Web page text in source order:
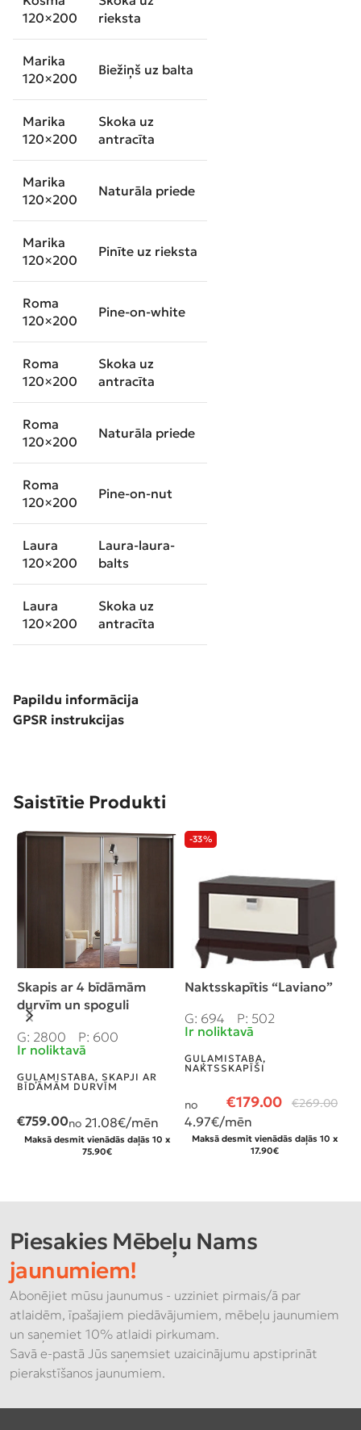
120×200
rieksta
Marika
120×200
Biežiņš uz balta
Marika
120×200
Skoka uz
antracīta
Marika
120×200
Naturāla priede
Marika
120×200
Pinīte uz rieksta
Roma
120×200
Pine-on-white
Roma
120×200
Skoka uz
antracīta
Roma
120×200
Naturāla priede
Roma
120×200
Pine-on-nut
Laura
120×200
Laura-laura-
balts
Laura
120×200
Skoka uz
antracīta
Papildu informācija
GPSR instrukcijas
Saistītie Produkti
Skapis ar 4 bīdāmām
durvīm un spoguli
280/240/60 cm, “venge”
G: 2800
P: 600
Ir noliktavā
GUĻAMISTABA, SKAPJI AR
BĪDĀMĀM DURVĪM
€759.00no 21.08€/mēn
Maksā desmit vienādās daļās 10 x
75.90€
-33%
Naktsskapītis “Laviano”
G: 694
P: 502
Ir noliktavā
GUĻAMISTABA,
NAKTSSKAPĪŠI
€179.00 €269.00
no
4.97€/mēn
Maksā desmit vienādās daļās 10 x
17.90€
Piesakies Mēbeļu Nams
jaunumiem!
Abonējiet mūsu jaunumus - uzziniet pirmais/ā par
atlaidēm, īpašajiem piedāvājumiem, mēbeļu jaunumiem
un saņemiet 10% atlaidi pirkumam.
Savā e-pastā Jūs saņemsiet uzaicinājumu apstiprināt
pierakstīšanos jaunumiem.